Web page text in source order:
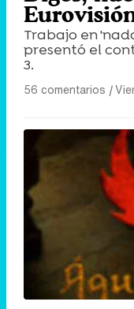
Trabajo en
presentó el
3.
56 comentarios |